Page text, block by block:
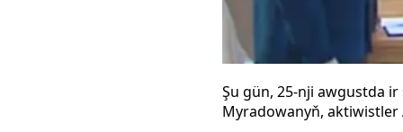
Şu gün, 25-nji awgustda
Myradowanyň, aktiwistler